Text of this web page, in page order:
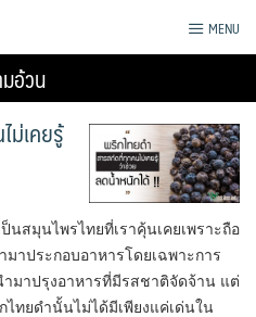
MENU
อ้วน
ม่เคยรู้
นสมุนไพรไทยที่เราคุ้นเคยเพราะถือ
าประกอบอาหารโดยเฉพาะการ
มาปรุงอาหารที่มีรสชาติจัดจ้าน แต่
ทยดำนั้นไม่ได้มีเพียงแค่เด่นใน